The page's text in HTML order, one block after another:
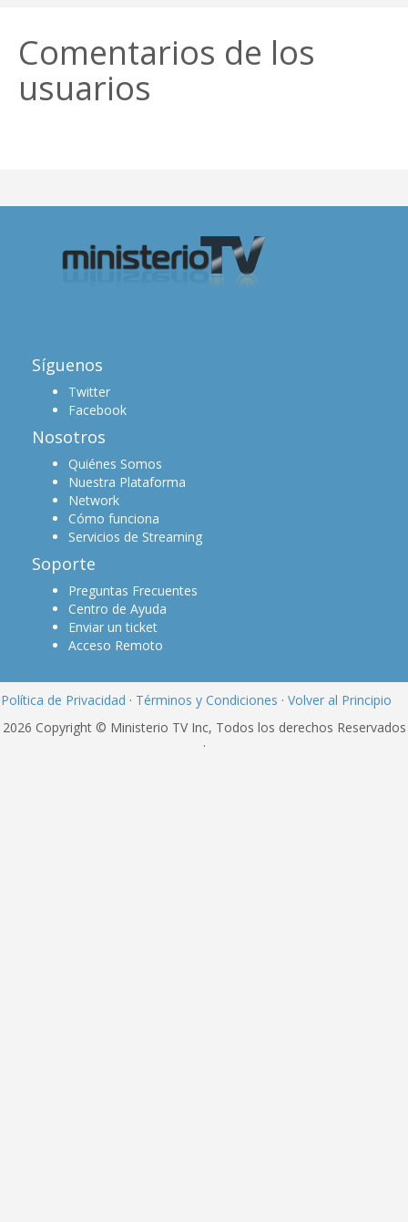
Comentarios de los
usuarios
Síguenos
Twitter
Facebook
Nosotros
Quiénes Somos
Nuestra Plataforma
Network
Cómo funciona
Servicios de Streaming
Soporte
Preguntas Frecuentes
Centro de Ayuda
Enviar un ticket
Acceso Remoto
Política de Privacidad · Términos y Condiciones · Volver al Principio
2026 Copyright © Ministerio TV Inc, Todos los derechos Reservados
·